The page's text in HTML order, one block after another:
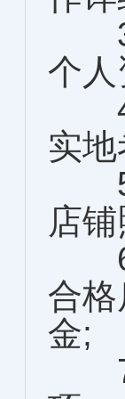
3
个
4
实
5
店
6
合
金;
7